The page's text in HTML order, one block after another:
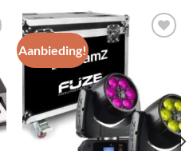
Aanbieding!
Toevoegen
wenslijst